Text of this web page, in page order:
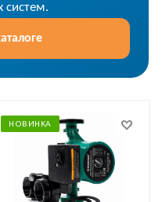
систем.
НОВИНКА